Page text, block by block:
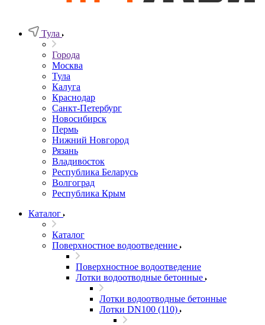
Тула
Города
Москва
Тула
Калуга
Краснодар
Санкт-Петербург
Новосибирск
Пермь
Нижний Новгород
Рязань
Владивосток
Республика Беларусь
Волгоград
Республика Крым
Каталог
Каталог
Поверхностное водоотведение
Поверхностное водоотведение
Лотки водоотводные бетонные
Лотки водоотводные бетонные
Лотки DN100 (110)